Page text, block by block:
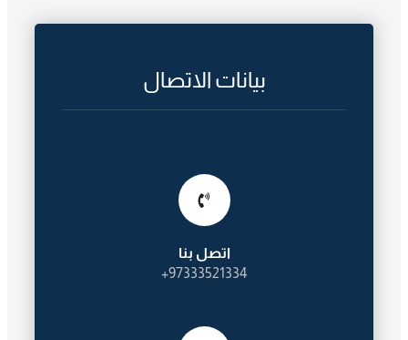
بيانات الاتصال
اتصل بنا
97333521334+